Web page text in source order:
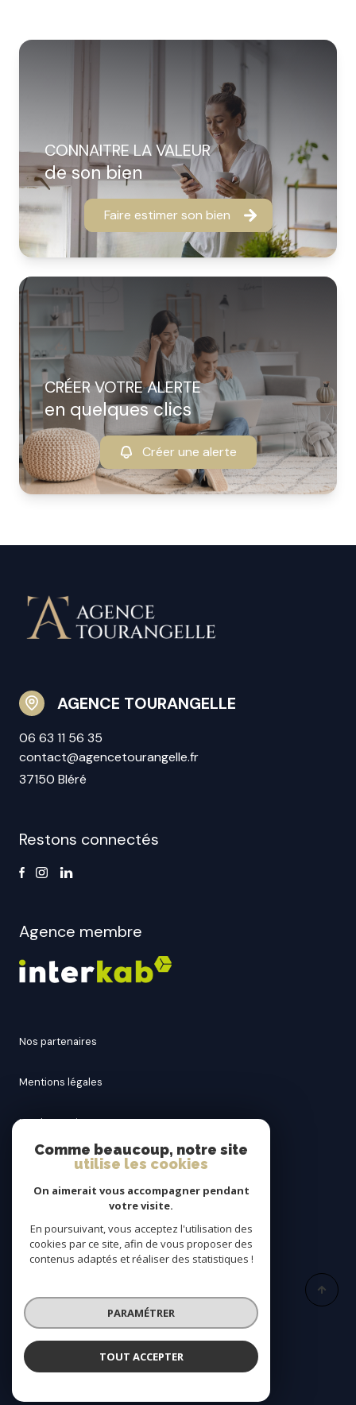
CONNAITRE LA VALEUR
de son bien
Faire estimer son bien
CRÉER VOTRE ALERTE
en quelques clics
Créer une alerte
AGENCE TOURANGELLE
06 63 11 56 35
contact@agencetourangelle.fr
37150 Bléré
Restons connectés
Agence membre
nos partenaires
mentions légales
nos honoraires
cookies
© 2026 | Tous droits réservés
Réalisé par
Comme beaucoup, notre site
utilise les cookies
On aimerait vous accompagner pendant
votre visite.
En poursuivant, vous acceptez l'utilisation des
cookies par ce site, afin de vous proposer des
contenus adaptés et réaliser des statistiques !
PARAMÉTRER
TOUT ACCEPTER